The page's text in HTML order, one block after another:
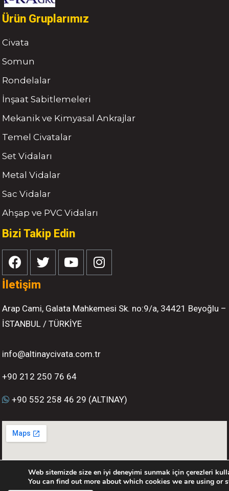
Ürün Gruplarımız
Civata
Somun
Rondelalar
İnşaat Sabitlemeleri
Mekanik ve Kimyasal Ankrajlar
Temel Civatalar
Set Vidaları
Metal Vidalar
Sac Vidalar
Ahşap ve PVC Vidaları
Bizi Takip Edin
İletişim
Arap Cami, Galata Mahkemesi Sk. no:9/a, 34421 Beyoğlu –
İSTANBUL / TÜRKİYE
info@altinaycivata.com.tr
+90 212 250 76 64
+90 552 258 46 29 (ALTINAY)
Web sitemizde size en iyi deneyimi sunmak için çerezleri
You can find out more about which cookies we are using or